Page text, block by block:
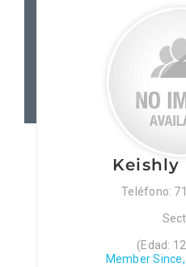
Keishly
Teléfono:
(Edad:
Member